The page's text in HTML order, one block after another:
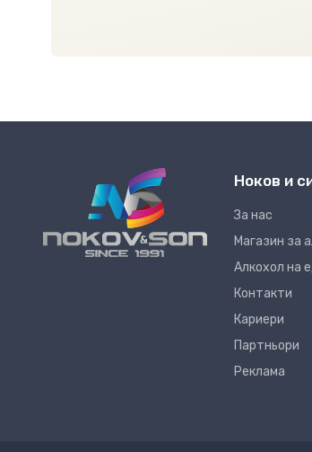
Ноков и
За нас
Магазин за
Алкохол на
Контакти
Кариери
Партньори
Реклама